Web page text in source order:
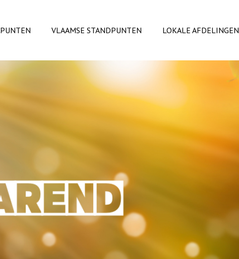
VLAAMSE STANDPUNTEN LOKALE AFDELINGEN